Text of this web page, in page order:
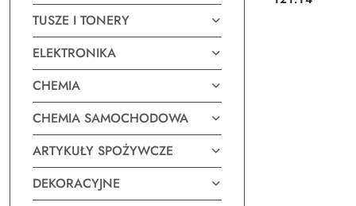
TUSZE I TONERY
ELEKTRONIKA
CHEMIA
CHEMIA SAMOCHODOWA
ARTYKUŁY SPOŻYWCZE
DEKORACYJNE
Cena: